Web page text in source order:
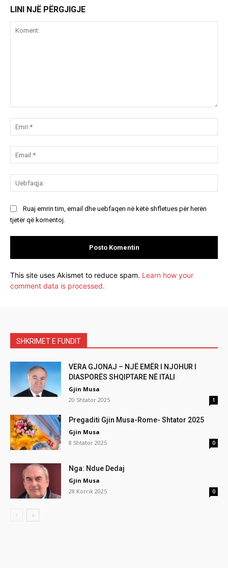
LINI NJË PËRGJIGJE
Ruaj emrin tim, email dhe uebfaqen në këtë shfletues për herën
tjetër që komentoj.
This site uses Akismet to reduce spam. Learn how your
comment data is processed.
SHKRIMET E FUNDIT
VERA GJONAJ – NJË EMËR I NJOHUR I
DIASPORËS SHQIPTARE NË ITALI
Gjin Musa
20 Shtator 2025
1
Pregaditi Gjin Musa-Rome- Shtator 2025
Gjin Musa
8 Shtator 2025
0
Nga: Ndue Dedaj
Gjin Musa
28 Korrik 2025
0